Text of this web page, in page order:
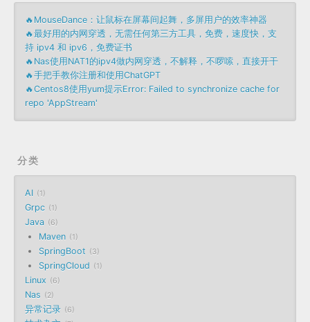
🔥MouseDance：让鼠标在屏幕间起舞，多屏用户的效率神器
🔥最好用的内网穿透，无需任何第三方工具，免费，速度快，支
持 ipv4 和 ipv6，免费证书
🔥Nas使用NAT1的ipv4做内网穿透，不解释，不啰嗦，直接开干
🔥手把手教你注册和使用ChatGPT
🔥Centos8使用yum提示Error: Failed to synchronize cache for
repo 'AppStream'
分类
AI 1
Grpc 1
Java 6
Maven 1
SpringBoot 3
SpringCloud 1
Linux 6
Nas 2
异常记录 6